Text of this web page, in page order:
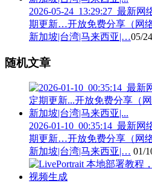
2026-05-24_13:29:27_最新
期更新…开放免费分享（网
新加坡|台湾|马来西亚|…05/24
随机文章
2026-01-10_00:35:14_最新
期更新…开放免费分享（网
新加坡|台湾|马来西亚|… 01/